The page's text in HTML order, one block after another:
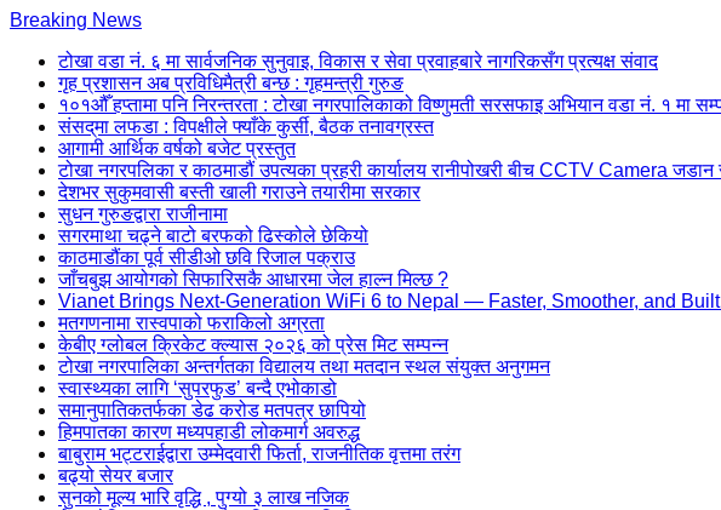
Skip
content
(Press
Enter)
Breaking News
टोखा वडा नं. ६ मा सार्वजनिक सुनुवाइ, विकास र सेवा प्रवाहबारे नागरिकसँग प्रत्यक्ष संवाद
गृह प्रशासन अब प्रविधिमैत्री बन्छ : गृहमन्त्री गुरुङ
१०१औँ हप्तामा पनि निरन्तरता : टोखा नगरपालिकाको विष्णुमती सरसफाइ अभियान वडा नं. १ मा
संसद्‌मा लफडा : विपक्षीले फ्याँके कुर्सी, बैठक तनावग्रस्त
आगामी आर्थिक वर्षको बजेट प्रस्तुत
टोखा नगरपलिका र काठमाडौं उपत्यका प्रहरी कार्यालय रानीपोखरी बीच CCTV Camera जडान
देशभर सुकुमवासी बस्ती खाली गराउने तयारीमा सरकार
सुधन गुरुङद्वारा राजीनामा
सगरमाथा चढ्ने बाटो बरफको ढिस्कोले छेकियो
काठमाडौंका पूर्व सीडीओ छवि रिजाल पक्राउ
जाँचबुझ आयोगको सिफारिसकै आधारमा जेल हाल्न मिल्छ ?
Vianet Brings Next-Generation WiFi 6 to Nepal — Faster, Smoother, and
मतगणनामा रास्वपाको फराकिलो अग्रता
केबीए ग्लोबल क्रिकेट क्ल्यास २०२६ को प्रेस मिट सम्पन्न
टोखा नगरपालिका अन्तर्गतका विद्यालय तथा मतदान स्थल संयुक्त अनुगमन
स्वास्थ्यका लागि ‘सुपरफुड’ बन्दै एभोकाडो
समानुपातिकतर्फका डेढ करोड मतपत्र छापियो
हिमपातका कारण मध्यपहाडी लोकमार्ग अवरुद्ध
बाबुराम भट्टराईद्वारा उम्मेदवारी फिर्ता, राजनीतिक वृत्तमा तरंग
बढ्यो सेयर बजार
सुनको मूल्य भारि वृद्धि , पुग्यो ३ लाख नजिक